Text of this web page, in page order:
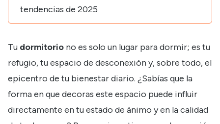
tendencias de 2025
Tu dormitorio no es solo un lugar para dormir; es tu
refugio, tu espacio de desconexión y, sobre todo, el
epicentro de tu bienestar diario. ¿Sabías que la
forma en que decoras este espacio puede influir
directamente en tu estado de ánimo y en la calidad